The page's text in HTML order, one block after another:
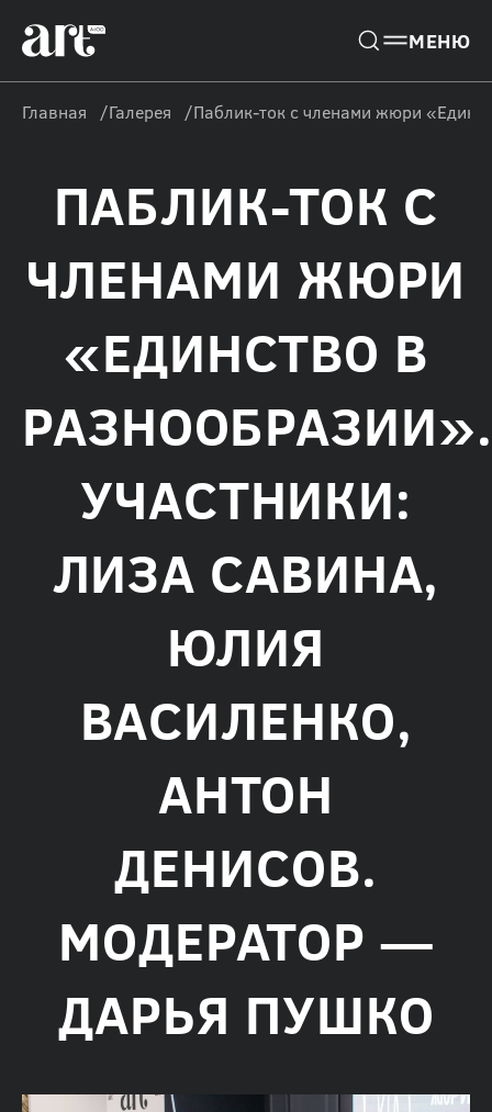
Главная Галерея Паблик-ток с членами жюри
ПАБЛИК-ТОК С
ЧЛЕНАМИ ЖЮРИ
«ЕДИНСТВО В
РАЗНООБРАЗИИ».
УЧАСТНИКИ:
ЛИЗА САВИНА,
ЮЛИЯ
ВАСИЛЕНКО,
АНТОН
ДЕНИСОВ.
МОДЕРАТОР —
ДАРЬЯ ПУШКО